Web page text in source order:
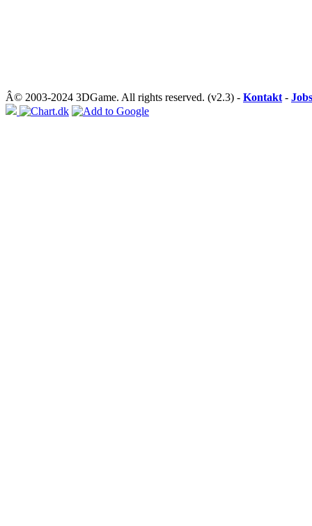
Â© 2003-2024 3DGame. All rights reserved. (v2.3) - Kontakt - Jobs